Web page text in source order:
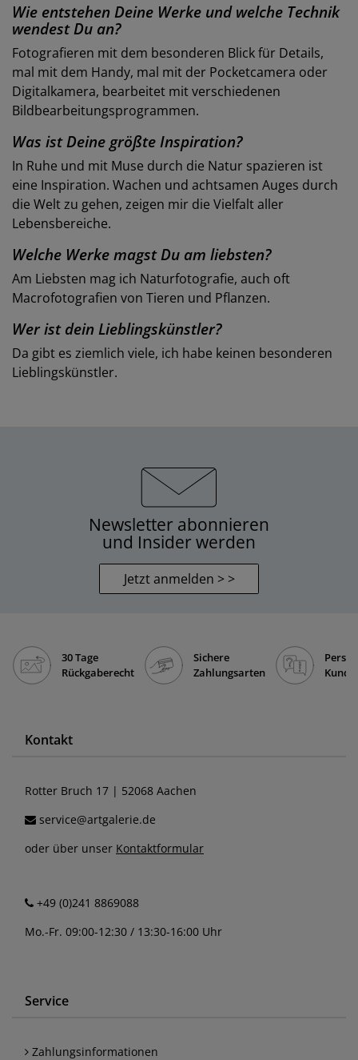
Wie entstehen Deine Werke und welche Technik
wendest Du an?
Fotografieren mit dem besonderen Blick für Details,
mal mit dem Handy, mal mit der Pocketcamera oder
Digitalkamera, bearbeitet mit verschiedenen
Bildbearbeitungsprogrammen.
Was ist Deine größte Inspiration?
In Ruhe und mit Muse durch die Natur spazieren ist
eine Inspiration. Wachen und achtsamen Auges durch
die Welt zu gehen, zeigen mir die Vielfalt aller
Lebensbereiche.
Welche Werke magst Du am liebsten?
Am Liebsten mag ich Naturfotografie, auch oft
Macrofotografien von Tieren und Pflanzen.
Wer ist dein Lieblingskünstler?
Da gibt es ziemlich viele, ich habe keinen besonderen
Lieblingskünstler.
Newsletter abonnieren
und Insider werden
Jetzt anmelden > >
30 Tage
Rückgaberecht
Sichere
Zahlungsarten
Kontakt
Rotter Bruch 17 | 52068 Aachen
service@artgalerie.de
oder über unser Kontaktformular
+49 (0)241 8869088
Mo.-Fr. 09:00-12:30 / 13:30-16:00 Uhr
Service
Zahlungsinformationen